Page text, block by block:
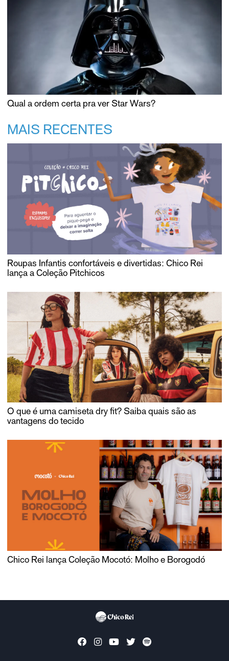
Qual a ordem certa pra ver Star Wars?
MAIS RECENTES
Roupas Infantis confortáveis e divertidas: Chico Rei
lança a Coleção Pitchicos
O que é uma camiseta dry fit? Saiba quais são as
vantagens do tecido
Chico Rei lança Coleção Mocotó: Molho e Borogodó